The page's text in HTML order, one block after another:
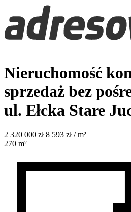
Nieruchomość
sprzedaż bez
ul. Ełcka Stare
2 320 000 zł 8 593 zł / m²
270 m²